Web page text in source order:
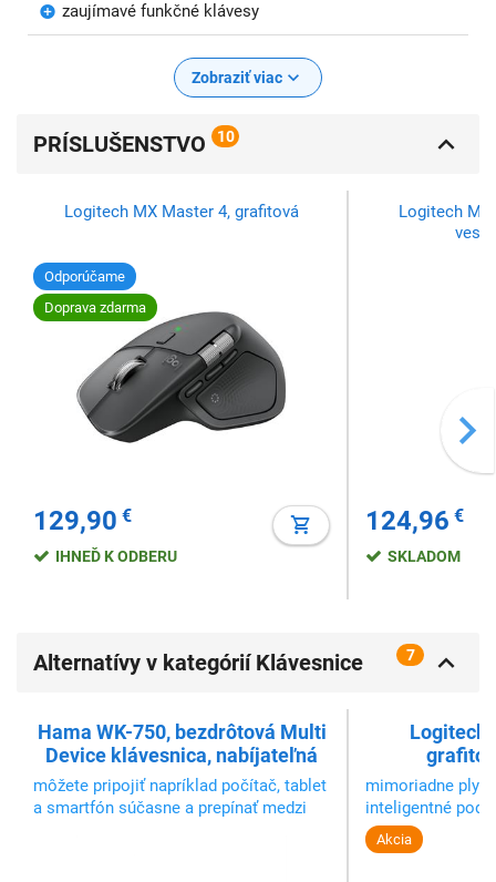
zaujímavé funkčné klávesy
Zobraziť viac
PRÍSLUŠENSTVO 10
Logitech MX Master 4, grafitová
Odporúčame
Doprava zdarma
129,90 €
IHNEĎ K ODBERU
Logitech
124,96 €
SKLADOM
Alternatívy v kategórií Klávesnice
7
Hama WK-750, bezdrôtová Multi
Device klávesnica, nabíjateľná
môžete pripojiť napríklad počítač, tablet
a smartfón súčasne a prepínať medzi
Logitech
mimoriadne
inteligentné
Akcia